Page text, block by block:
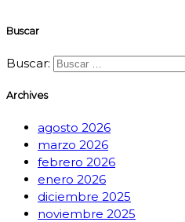
Buscar
Buscar:
Archives
agosto 2026
marzo 2026
febrero 2026
enero 2026
diciembre 2025
noviembre 2025